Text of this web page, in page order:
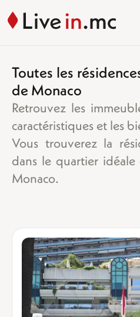
Toutes les
de Monaco
Retrouvez les
caractéristiques et les
Vous trouverez la
dans le quartier
Monaco.